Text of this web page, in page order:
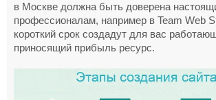
в Москве должна быть доверена
профессионалам, например в Team Web
короткий срок создадут для вас
приносящий прибыль ресурс.